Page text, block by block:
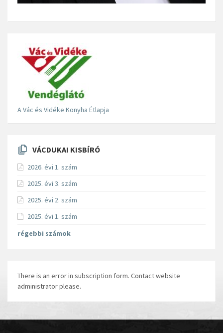
A Vác és Vidéke Konyha Étlapja
VÁCDUKAI KISBÍRÓ
2026. évi 1. szám
2025. évi 3. szám
2025. évi 2. szám
2025. évi 1. szám
régebbi számok
There is an error in subscription form. Contact website
administrator please.